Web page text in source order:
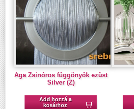
Aga Zsinóros függönyök ezüst
Silver (Z)
Add hozzá a
kosárhoz